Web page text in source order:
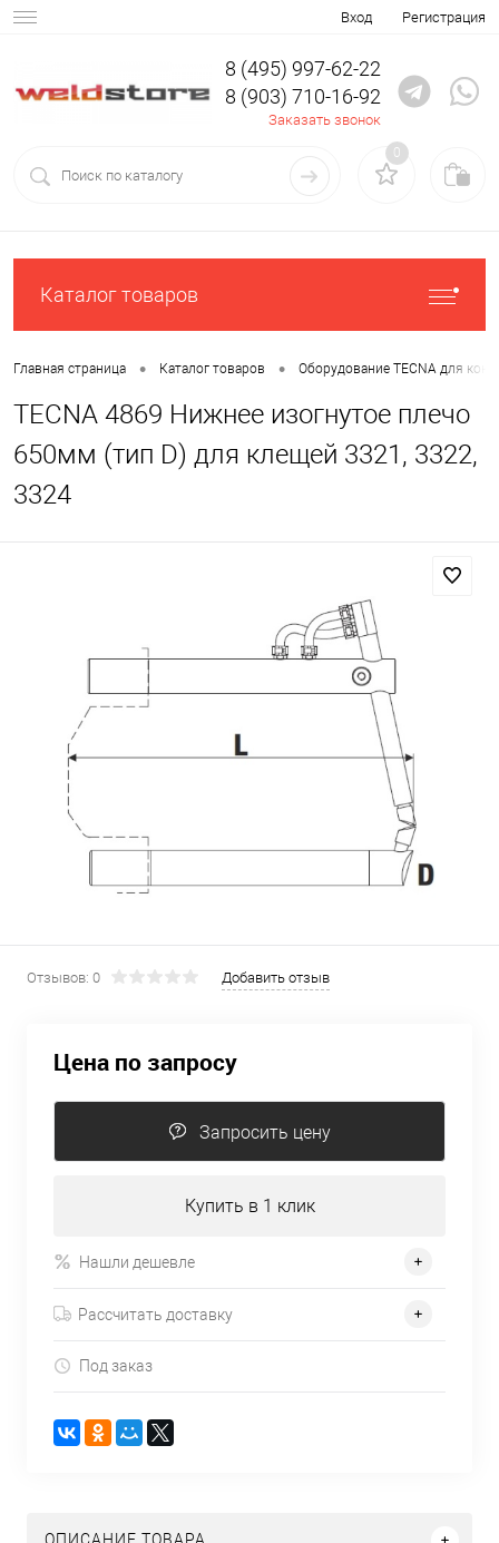
Вход Регистрация
8 (495) 997-62-22
8 (903) 710-16-92
Заказать звонок
0
Каталог товаров
Главная страница • Каталог товаров • Оборудование TECNA для
TECNA 4869 Нижнее изогнутое плечо
650мм (тип D) для клещей 3321, 3322,
3324
Отзывов: 0 Добавить отзыв
Цена по запросу
Запросить цену
Купить в 1 клик
Нашли дешевле
Рассчитать доставку
Под заказ